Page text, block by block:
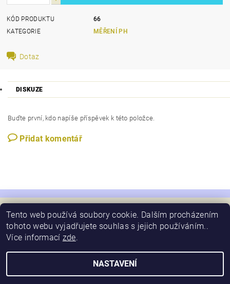
KÓD PRODUKTU
66
KATEGORIE
MĚŘENÍ PH
Dotaz
DISKUZE
Buďte první, kdo napíše příspěvek k této položce.
Přidat komentář
2026 © Schimansky, všechna práva vyhrazena
Tento web používá soubory cookie. Dalším procházením
tohoto webu vyjadřujete souhlas s jejich používáním..
Více informací zde.
NASTAVENÍ